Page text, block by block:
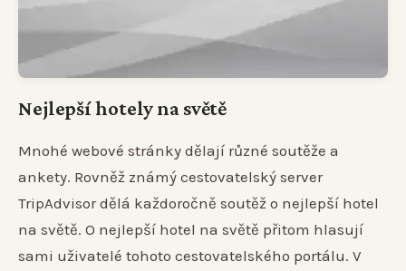
Nejlepší hotely na světě
Mnohé webové stránky dělají různé soutěže a
ankety. Rovněž známý cestovatelský server
TripAdvisor dělá každoročně soutěž o nejlepší hotel
na světě. O nejlepší hotel na světě přitom hlasují
sami uživatelé tohoto cestovatelského portálu. V